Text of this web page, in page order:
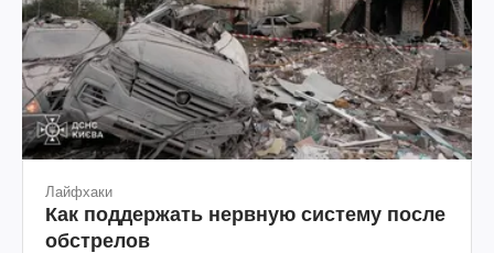
Лайфхаки
Как поддержать нервную систему после
обстрелов